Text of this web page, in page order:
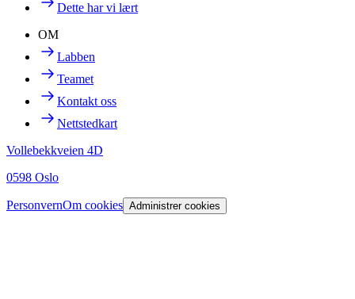
Dette har vi lært
OM
Labben
Teamet
Kontakt oss
Nettstedkart
Vollebekkveien 4D
0598 Oslo
PersonvernOm cookies Administrer cookies